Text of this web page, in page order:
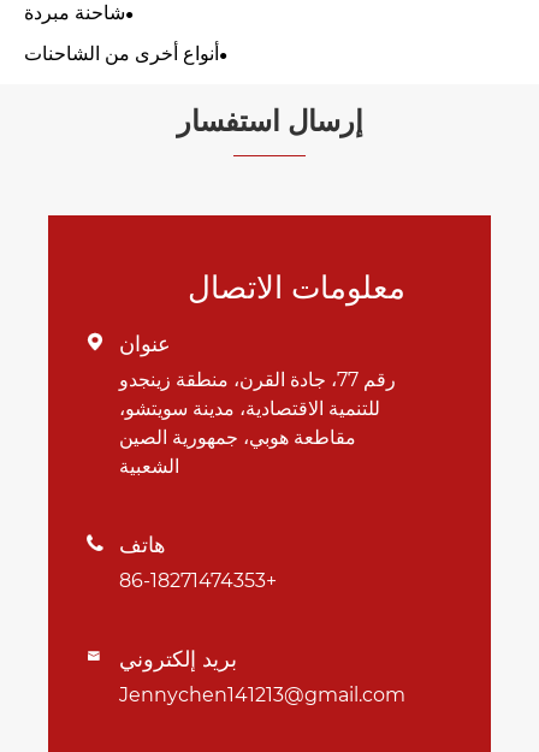
شاحنة مبردة
أنواع أخرى من الشاحنات
إرسال استفسار
معلومات الاتصال
 عنوان
رقم 77، جادة القرن، منطقة زينجدو
للتنمية الاقتصادية، مدينة سويتشو،
مقاطعة هوبي، جمهورية الصين
الشعبية
 هاتف
+86-18271474353
 بريد إلكتروني
Jennychen141213@gmail.com